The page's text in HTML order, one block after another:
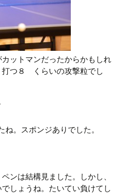
ットマンだったからかもしれ
打つ８ くらいの攻撃粒でし
。スポンジありでした。
ンは結構見ました。しかし、
しょうね。たいてい負けてし